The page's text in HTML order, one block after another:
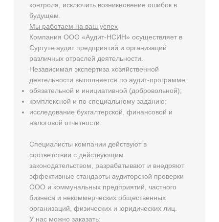
контроля, исключить возникновение ошибок в
будущем.
Мы работаем на ваш успех
Компания ООО «Аудит-НСИН» осуществляет в
Сургуте аудит предприятий и организаций
различных отраслей деятельности.
Независимая экспертиза хозяйственной
деятельности выполняется по аудит-программе:
обязательной и инициативной (добровольной);
комплексной и по специальному заданию;
исследование бухгалтерской, финансовой и
налоговой отчетности.
Специалисты компании действуют в
соответствии с действующим
законодательством, разрабатывают и внедряют
эффективные стандарты аудиторской проверки
ООО и коммунальных предприятий, частного
бизнеса и некоммерческих общественных
организаций, физических и юридических лиц.
У нас можно заказать: